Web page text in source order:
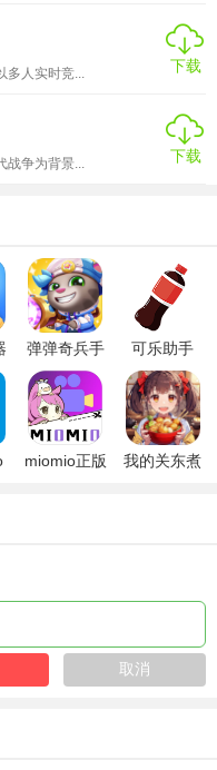
药、医疗包等装备，提
进行战术对抗，消灭敌
圈的伤害。
剩余的玩家将在一个小
胜利。
和敌人数量选择合适的
。
隐蔽，避免被敌人发
、后坐力和弹道特点，
确保在关键时刻有足够
制定战术和应对策略，
人实时竞...
下载
争为背景...
下载
弹弹奇兵手
游免费版
可乐助手
5.26版本
miomio正版
我的关东煮